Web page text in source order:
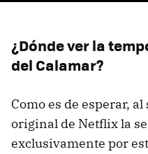
¿Dónde ver la
del Calamar?
Como es de esperar,
original de Netflix la
exclusivamente por